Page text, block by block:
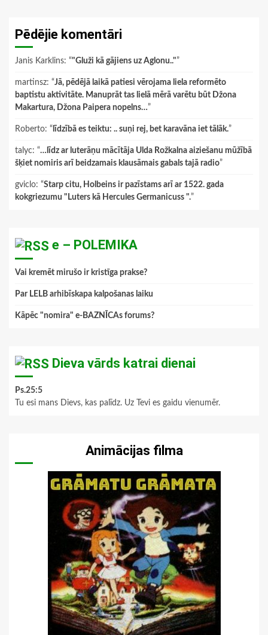
Pēdējie komentāri
Janis Karklins: “"Gluži kā gājiens uz Aglonu.."”
martinsz: “Jā, pēdējā laikā patiesi vērojama liela reformēto
baptistu aktivitāte. Manuprāt tas lielā mērā varētu būt Džona
Makartura, Džona Paipera nopelns…”
Roberto: “ līdzībā es teiktu: .. suņi rej, bet karavāna iet tālāk.”
talyc: “…līdz ar luterāņu mācītāja Ulda Rožkalna aiziešanu mūžībā
šķiet nomiris arī beidzamais klausāmais gabals tajā radio”
gviclo: “Starp citu, Holbeins ir pazīstams arī ar 1522. gada
kokgriezumu "Luters kā Hercules Germanicuss ".”
e – POLEMIKA
Vai kremēt mirušo ir kristīga prakse?
Par LELB arhibīskapa kalpošanas laiku
Kāpēc "nomira" e-BAZNĪCAs forums?
Dieva vārds katrai dienai
Ps.25:5
Tu esi mans Dievs, kas palīdz. Uz Tevi es gaidu vienumēr.
Animācijas filma